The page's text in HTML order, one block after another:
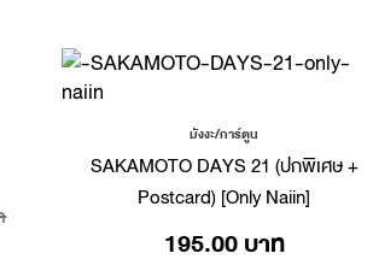
มังงะ/การ์ตูน
SAKAMOTO DAYS 21 (ปกพิเศษ +
Postcard) [Only Naiin]
195.00 บาท